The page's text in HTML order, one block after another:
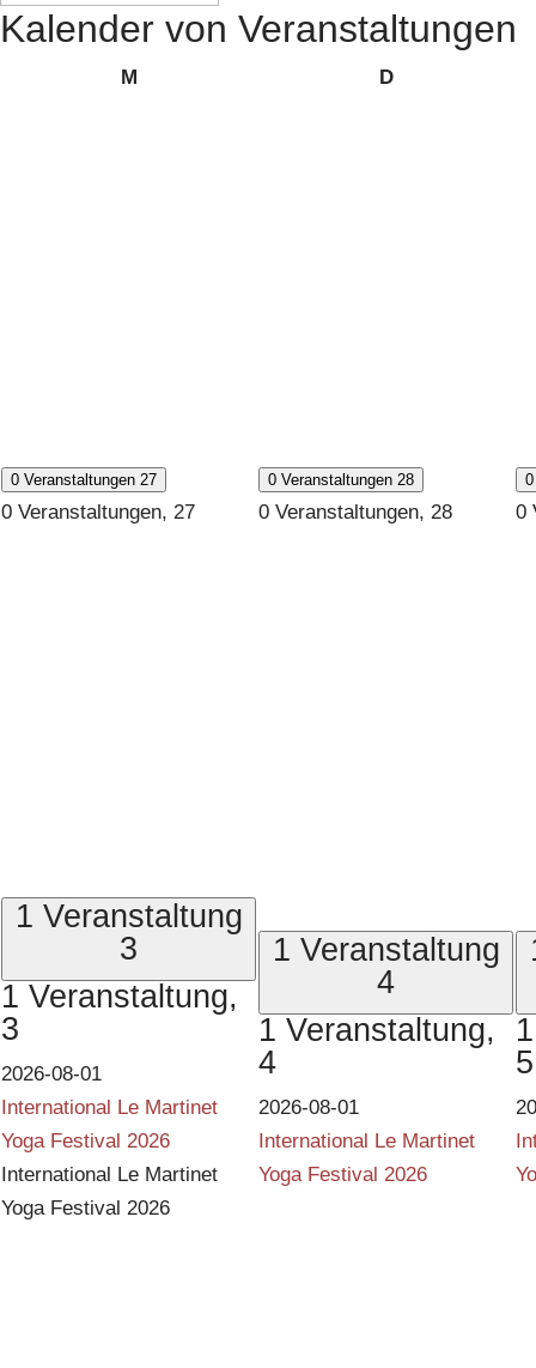
Kalender von Veranstaltungen
MMontag DDienstag
0 Veranstaltungen 27
0 Veranstaltungen, 27
0 Veranstaltungen 28
0 Veranstaltungen, 28 0
1 Veranstaltung
3
1 Veranstaltung,
3
2026-08-01
International Le Martinet
Yoga Festival 2026
International Le Martinet
Yoga Festival 2026
1 Veranstaltung
4
1 Veranstaltung,
4
2026-08-01
International Le Martinet
Yoga Festival 2026
5